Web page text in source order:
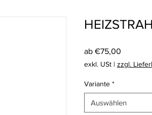
ab €75,00
exkl. USt | zzgl.
Variante *
Auswählen